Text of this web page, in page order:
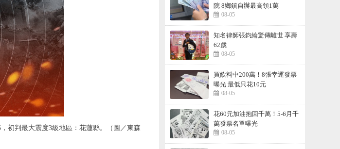
初判最大震度3級地區：花蓮縣。（圖／東森
院 8鄉鎮自辦最高領1萬
08-05
知名律師張鈞綸驚傳離世 享壽
62歲
08-05
買飲料中200萬！8張幸運發票
曝光 最低只花10元
08-05
花60元加油抱回千萬！5-6月千
萬發票名單曝光
08-05